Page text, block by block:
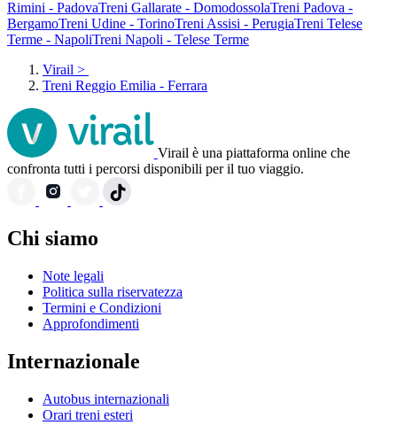
Rimini - PadovaTreni Gallarate - DomodossolaTreni Padova -
BergamoTreni Udine - TorinoTreni Assisi - PerugiaTreni Telese
Terme - NapoliTreni Napoli - Telese Terme
Virail >
Treni Reggio Emilia - Ferrara
Virail è una piattaforma online che
confronta tutti i percorsi disponibili per il tuo viaggio.
Chi siamo
Note legali
Politica sulla riservatezza
Termini e Condizioni
Approfondimenti
Internazionale
Autobus internazionali
Orari treni esteri